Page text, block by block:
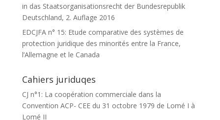
in das Staatsorganisationsrecht der Bundesrepublik
Deutschland, 2. Auflage 2016
EDCJFA n° 15: Etude comparative des systèmes de
protection juridique des minorités entre la France,
l’Allemagne et le Canada
Cahiers juriduqes
CJ n°1: La coopération commerciale dans la
Convention ACP- CEE du 31 octobre 1979 de Lomé I à
Lomé II